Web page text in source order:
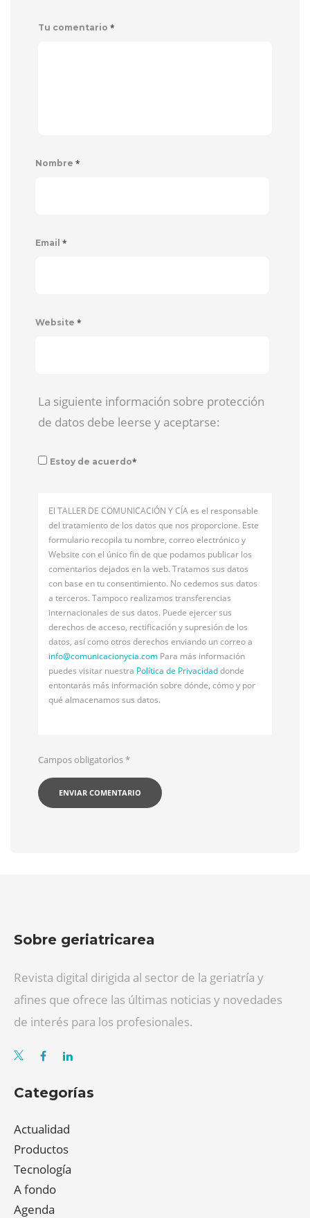
Tu comentario *
Nombre *
Email *
Website *
La siguiente información sobre protección
de datos debe leerse y aceptarse:
Estoy de acuerdo*
El TALLER DE COMUNICACIÓN Y CÍA es el responsable
del tratamiento de los datos que nos proporcione. Este
formulario recopila tu nombre, correo electrónico y
Website con el único fin de que podamos publicar los
comentarios dejados en la web. Tratamos sus datos
con base en tu consentimiento. No cedemos sus datos
a terceros. Tampoco realizamos transferencias
internacionales de sus datos. Puede ejercer sus
derechos de acceso, rectificación y supresión de los
datos, así como otros derechos enviando un correo a
info@comunicacionycia.com Para más información
puedes visitar nuestra Política de Privacidaddonde
entontarás más información sobre dónde, cómo y por
qué almacenamos sus datos.
Campos obligatorios*
Sobre geriatricarea
Revista digital dirigida al sector de la geriatría y
afines que ofrece las últimas noticias y novedades
de interés para los profesionales.
Categorías
Actualidad
Productos
Tecnología
A fondo
Agenda